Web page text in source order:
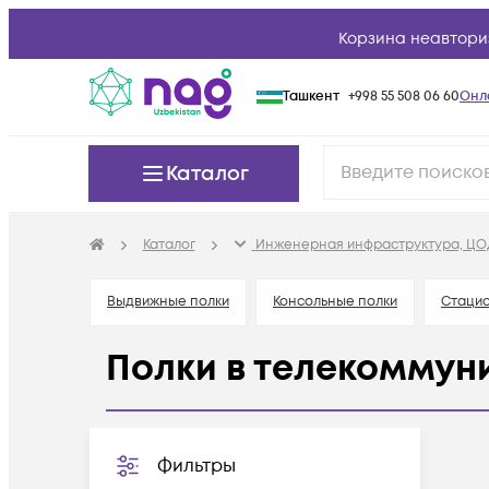
Корзина
Ташкент +998 55 508 06 60
Каталог
Каталог Инженерная инфраструктура,
Выдвижные полки Консольные полки
Полки в
Фильтры